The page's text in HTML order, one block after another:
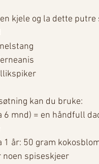
kjele og la dette putre
kan du bruke:
6 mnd) = en håndfull
1 år: 50 gram
noen spiseskjeer